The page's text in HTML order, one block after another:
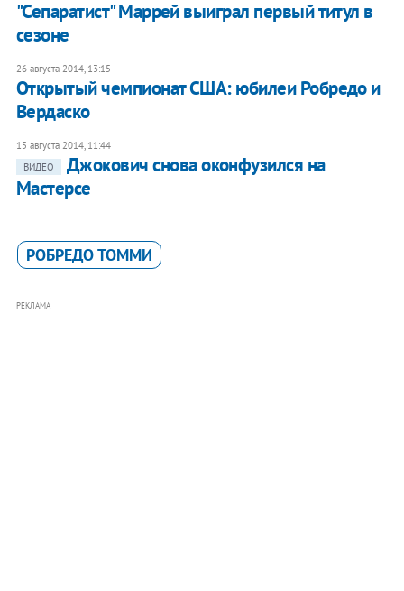
"Сепаратист" Маррей выиграл первый титул в
сезоне
26 августа 2014, 13:15
Открытый чемпионат США: юбилеи Робредо и
Вердаско
15 августа 2014, 11:44
ВИДЕО
Джокович снова оконфузился на
Мастерсе
РОБРЕДО ТОММИ
РЕКЛАМА